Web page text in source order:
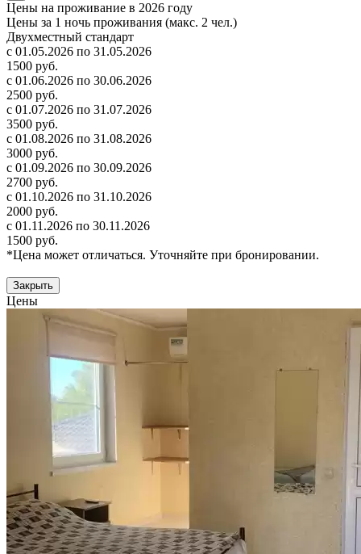
Цены на проживание в 2026 году
Цены за 1 ночь проживания (макс. 2 чел.)
Двухместный стандарт
с 01.05.2026 по 31.05.2026
1500 руб.
с 01.06.2026 по 30.06.2026
2500 руб.
с 01.07.2026 по 31.07.2026
3500 руб.
с 01.08.2026 по 31.08.2026
3000 руб.
с 01.09.2026 по 30.09.2026
2700 руб.
с 01.10.2026 по 31.10.2026
2000 руб.
с 01.11.2026 по 30.11.2026
1500 руб.
*Цена может отличаться. Уточняйте при бронировании.
Закрыть
Цены